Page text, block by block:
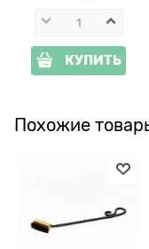
КУПИТЬ
Похожие